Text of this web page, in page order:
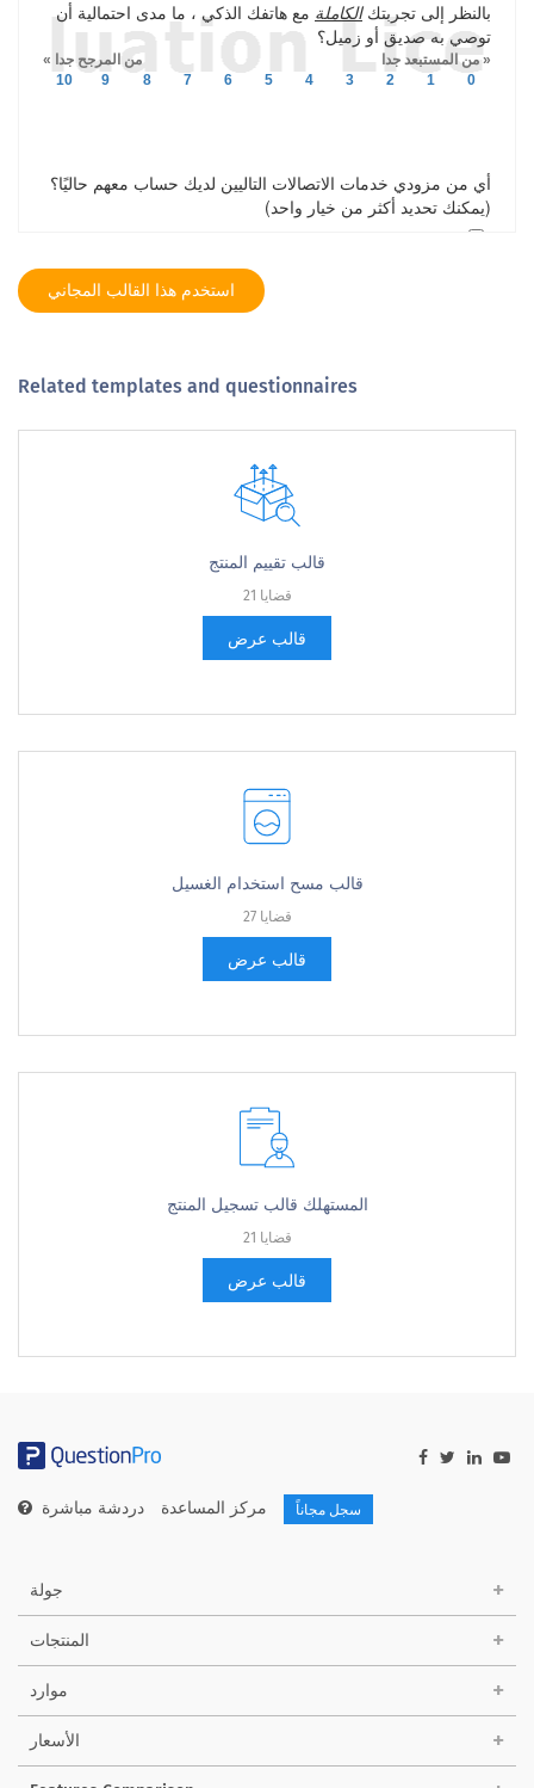
استخدم هذا القالب المجاني
Related templates and questionnaires
قالب تقييم المنتج
21 قضايا
قالب عرض
قالب مسح استخدام الغسيل
27 قضايا
قالب عرض
المستهلك قالب تسجيل المنتج
21 قضايا
قالب عرض
مركز المساعدة دردشة مباشرة سجل مجاناً
جولة
المنتجات
موارد
الأسعار